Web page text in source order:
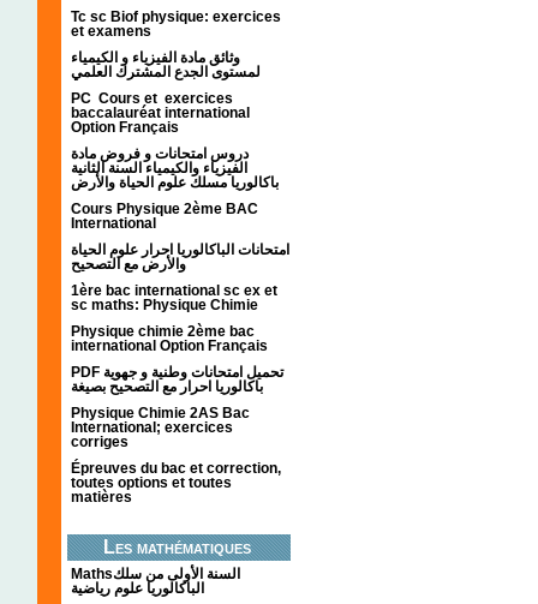
Tc sc Biof physique: exercices
et examens
وثائق مادة الفيزياء و الكيمياء
PC Cours et exercices
baccalauréat international
Option Français
دروس امتحانات و فروض مادة
الفيزياء والكيمياء السنة الثانية
باكالوريا مسلك علوم الحياة والأرض
Cours Physique 2ème BAC
International
امتحانات الباكالوريا احرار علوم الحياة
والأرض مع التصحيح
1ère bac international sc ex et
sc maths: Physique Chimie
Physique chimie 2ème bac
international Option Français
PDF تحميل امتحانات وطنية و جهوية
باكالوريا احرار مع التصحيح بصيغة
Physique Chimie 2AS Bac
International; exercices
corriges
Épreuves du bac et correction,
toutes options et toutes
matières
Les mathématiques
Mathsالسنة الأولى من سلك
الباكالوريا علوم رياضية